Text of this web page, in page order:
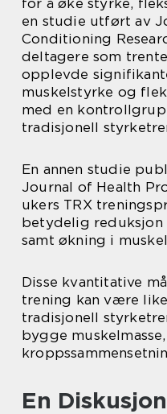
for å øke styrke,
en studie utført av
Conditioning
deltagere som
opplevde
muskelstyrke og
med en
tradisjonell
En annen studie
Journal of Health
ukers TRX
betydelig
samt økning i
Disse kvantitative
trening kan være
tradisjonell
bygge
En